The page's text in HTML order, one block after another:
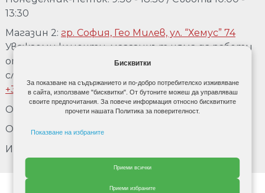
13:30
Магазин 2: гр. София, Гео Милев, ул. “Хемус” 74
Уважаеми клиенти, магазинът няма да работи
от 04.08 до 17.08. Ако желаете да го посетете,
след предварително обаждане на телефон:
+359 889 918 967
Обадете се:+359 889 918 967
Обадете се:+3592 477 80 90
Имейл:
От Cherry adv.
Бисквитки
За показване на съдържанието и по-добро потребителско изживяване
в сайта, използваме "бисквитки". От бутоните можеш да управляваш
своите предпочитания. За повече информация относно бисквитките
прочети нашата Политика за поверителност.
Показване на избраните
Приеми всички
Приеми избраните